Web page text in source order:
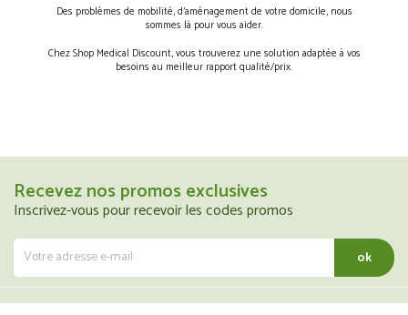
Des problèmes de mobilité, d’aménagement de votre domicile, nous
sommes là pour vous aider.
Chez Shop Medical Discount, vous trouverez une solution adaptée à vos
besoins au meilleur rapport qualité/prix.
Recevez nos promos exclusives
Inscrivez-vous pour recevoir les codes promos